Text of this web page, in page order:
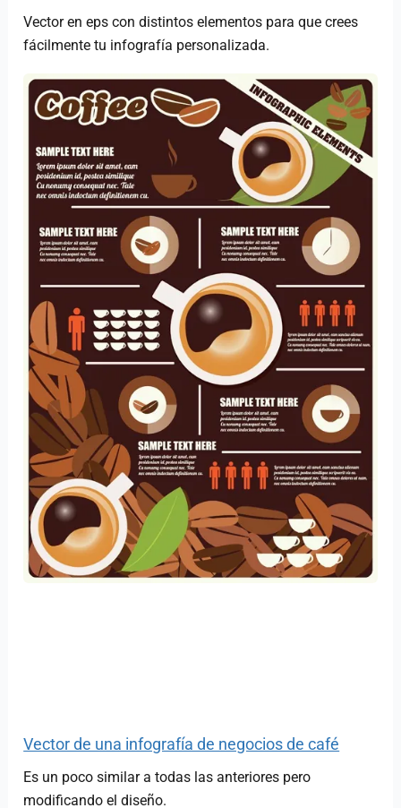
Vector en eps con distintos elementos para que crees
fácilmente tu infografía personalizada.
Vector de una infografía de negocios de café
Es un poco similar a todas las anteriores pero
modificando el diseño.